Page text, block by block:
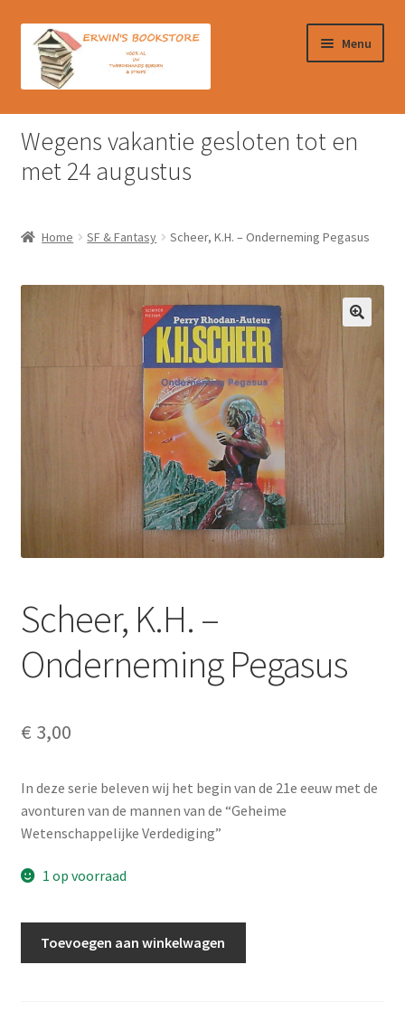
door
naar
naar
Menu
Home
Afrekenen
Verzendkosten & Ophalen boeken
Winkelmand
Wegens vakantie gesloten tot en
met 24 augustus
Home SF & Fantasy Scheer, K.H. – Onderneming Pegasus
Scheer, K.H. –
Onderneming Pegasus
€ 3,00
In deze serie beleven wij het begin van de 21e eeuw met de
avonturen van de mannen van de “Geheime
Wetenschappelijke Verdediging”
1 op voorraad
Toevoegen aan winkelwagen